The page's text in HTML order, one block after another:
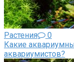
Растения
0
Какие
аквариумистов?